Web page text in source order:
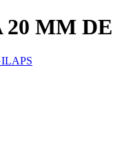
20 MM